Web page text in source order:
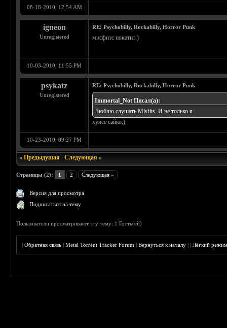
08-18-2010, 12:54 AM
igneon
Unregistered
RE: Psychobilly, Rockabilly, Horror Punk
мисфитс покатит )
10-03-2010, 11:55 PM
psykatz
Unregistered
RE: Psychobilly, Rockabilly, Horror Punk
Immortal_Not Писал(а):
Люблю слушать Misfits. И не только я.
хуясе сайко;)
10-23-2010, 09:27 PM
«Предыдущая |Следующая »
Страницы (2): 1 2 Следующая »
Версия для просмотра
Подписаться на тему
Пользователи просматривают эту тему: 1 Гость(ей)
|Обратная связь |Metal Torrent Tracker Forum |Вернуться к началу ||Лёгкий